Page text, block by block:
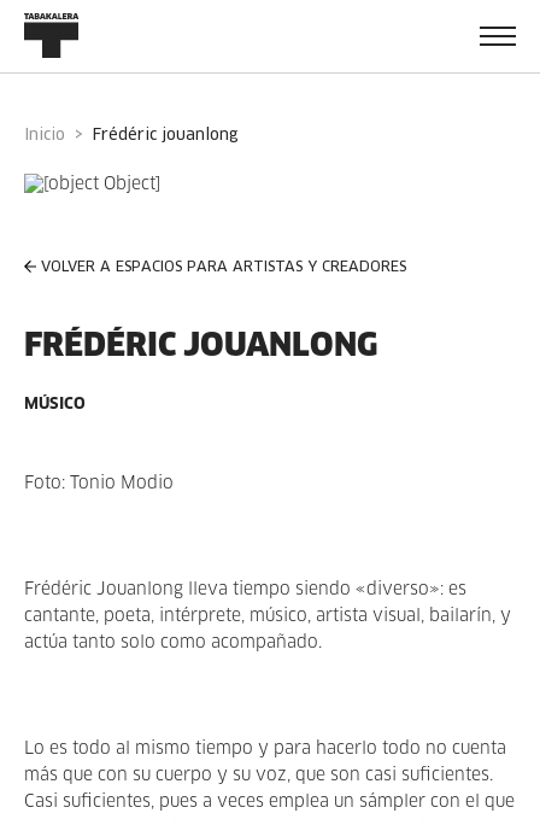
Inicio frédéric jouanlong
VOLVER A ESPACIOS PARA ARTISTAS Y CREADORES
FRÉDÉRIC JOUANLONG
MÚSICO
Foto: Tonio Modio
Frédéric Jouanlong lleva tiempo siendo «diverso»: es
cantante, poeta, intérprete, músico, artista visual, bailarín, y
actúa tanto solo como acompañado.
Lo es todo al mismo tiempo y para hacerlo todo no cuenta
más que con su cuerpo y su voz, que son casi suficientes.
Casi suficientes, pues a veces emplea un sámpler con el que